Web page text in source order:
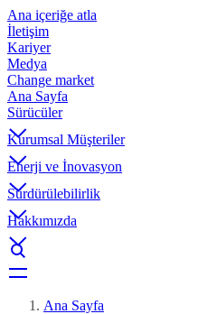
Ana içeriğe atla
İletişim
Kariyer
Medya
Change market
Ana Sayfa
Sürücüler
Kurumsal Müşteriler
Enerji ve İnovasyon
Sürdürülebilirlik
Hakkımızda
Ana Sayfa